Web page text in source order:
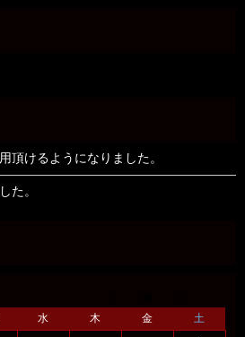
頂けるようになりました。
た。
水 木 金
土